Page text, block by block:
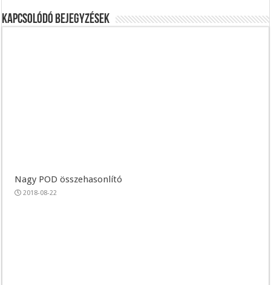
Kapcsolódó bejegyzések
Nagy POD összehasonlító
2018-08-22